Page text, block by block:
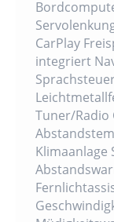
CarPlay
integriert
Tuner/Radio
Klimaanlage